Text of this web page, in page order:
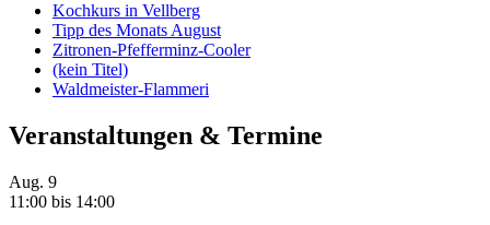
Kochkurs in Vellberg
Tipp des Monats August
Zitronen-Pfefferminz-Cooler
(kein Titel)
Waldmeister-Flammeri
Veranstaltungen & Termine
Aug. 9
11:00 bis 14:00